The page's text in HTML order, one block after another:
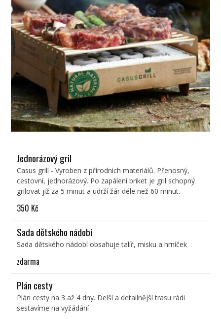
Jednorázový gril
Casus grill - Vyroben z přírodních materiálů. Přenosný,
cestovní, jednorázový. Po zapálení briket je gril schopný
grilovat již za 5 minut a udrží žár déle než 60 minut.
350 Kč
Sada dětského nádobí
Sada dětského nádobí obsahuje talíř, misku a hrníček
zdarma
Plán cesty
Plán cesty na 3 až 4 dny. Delší a detailnější trasu rádi
sestavíme na vyžádání